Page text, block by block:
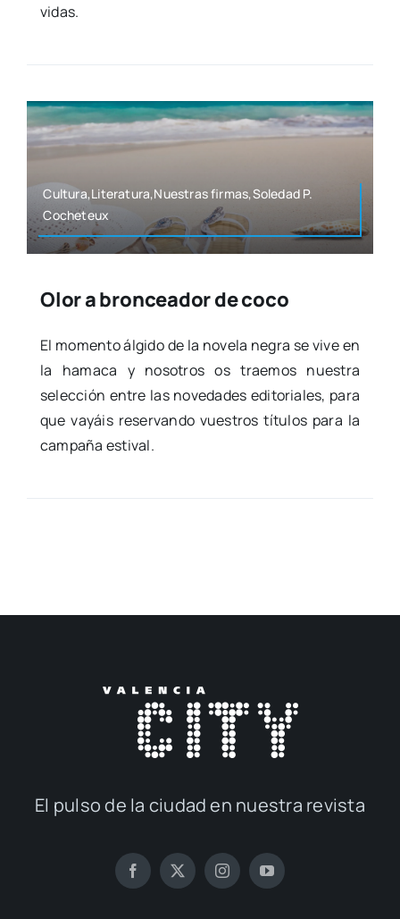
vidas.
Cultura,Literatura,Nuestras firmas,Soledad P.
Coche­teux
Olor a bronceador de coco
El momen­to álgi­do de la nove­la negra se vive en
la hama­ca y noso­tros os trae­mos nues­tra
selec­ción entre las nove­da­des edi­to­ria­les, para
que vayáis reser­van­do vues­tros títu­los para la
cam­pa­ña esti­val.
El pul­so de la ciu­dad en nues­tra revis­ta